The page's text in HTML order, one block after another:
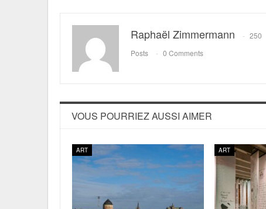
Raphaël Zimmermann
250
Posts
0 Comments
VOUS POURRIEZ AUSSI AIMER
ART ART